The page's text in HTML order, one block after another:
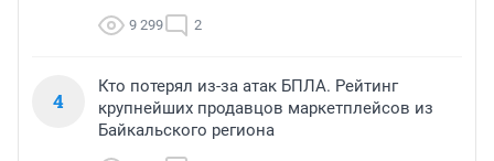
9 299 2
4
Кто потерял из-за атак БПЛА. Рейтинг
крупнейших продавцов маркетплейсов из
Байкальского региона